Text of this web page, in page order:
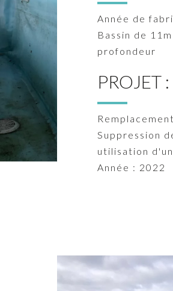
Année de
Bassin de
profondeur
PROJET :
Suppression
utilisation
Année : 2022